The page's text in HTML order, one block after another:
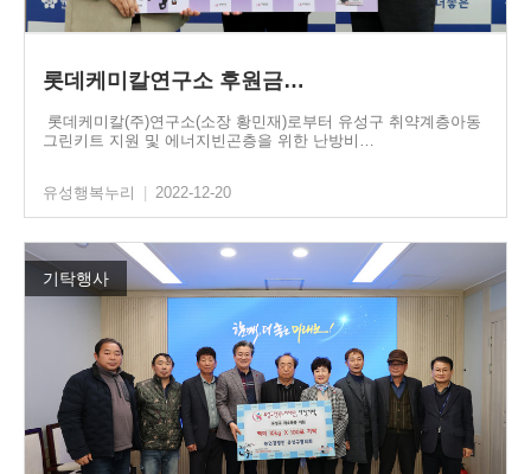
롯데케미칼연구소 후원금…
롯데케미칼(주)연구소(소장 황민재)로부터 유성구 취약계층아동
그린키트 지원 및 에너지빈곤층을 위한 난방비…
유성행복누리 2022-12-20
기탁행사